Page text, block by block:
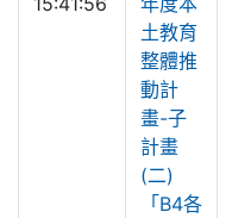
土教育
整體推
動計
畫-子
計畫
(二)
「B4各